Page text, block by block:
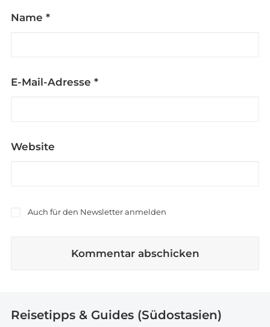
Name *
E-Mail-Adresse *
Website
Auch für den Newsletter anmelden
Reisetipps & Guides (Südostasien)